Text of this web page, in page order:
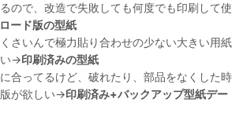
ので、改造で失敗しても何度でも印刷して使
ード版の型紙
さいんで極力貼り合わせの少ない大きい用紙
い→印刷済みの型紙
合ってるけど、破れたり、部品をなくした時
が欲しい→印刷済み+バックアップ型紙デー